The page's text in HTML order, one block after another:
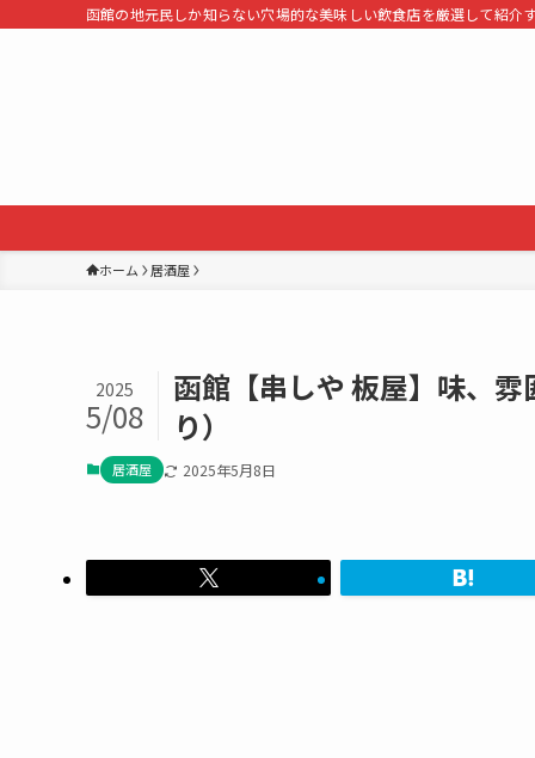
函館の地元民しか知らない穴場的な美味しい飲食店を厳選して紹介
ホーム 居酒屋
函館【串しや 板屋】味、
り）
2025
5/08
居酒屋 2025年5月8日